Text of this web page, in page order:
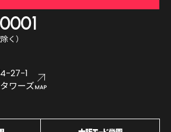
く）
27-1
ワーズ